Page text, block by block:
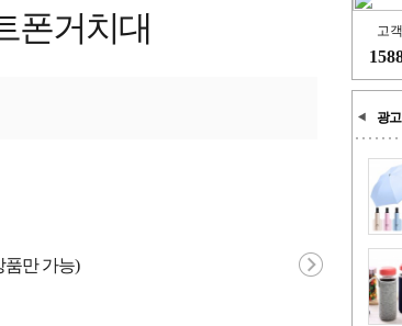
고
광고
폰거치대
품만 가능)